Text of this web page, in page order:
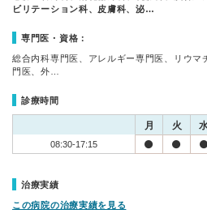
ビリテーション科、皮膚科、泌…
専門医・資格：
総合内科専門医、アレルギー専門医、リウマ
門医、外…
診療時間
月 火
08:30-17:15
治療実績
この病院の治療実績を見る